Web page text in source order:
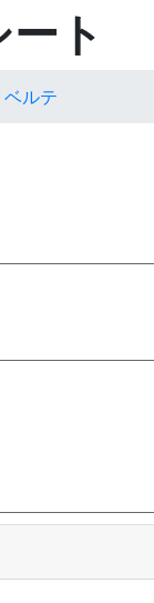
ト
ベルテ